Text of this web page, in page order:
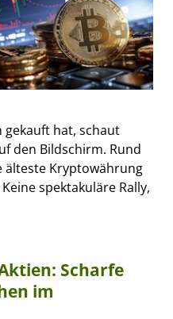
gekauft hat, schaut
den Bildschirm. Rund
älteste Kryptowährung
spektakuläre Rally,
Scharfe
im